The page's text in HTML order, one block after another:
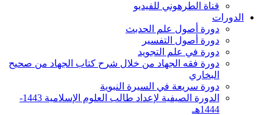
قناة الطرهوني للفيديو
الدورات
دورة أصول علم الحدبث
دورة أصول التفسير
دورة في علم التجويد
دورة فقه الجهاد من خلال شرح كتاب الجهاد من صحيح
البخاري
دورة سريعة في السيرة النبوية
الدورة الصيفية لإعداد طالب العلوم الإسلامية 1443-
1444هـ